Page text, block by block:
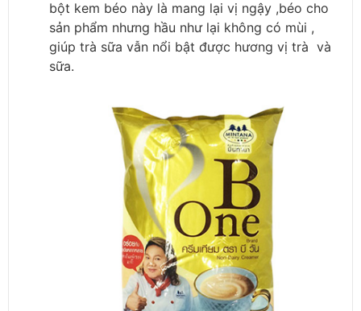
bột kem béo này là mang lại vị ngậy ,béo cho
sản phẩm nhưng hầu như lại không có mùi ,
giúp trà sữa vẫn nổi bật được hương vị trà và
sữa.